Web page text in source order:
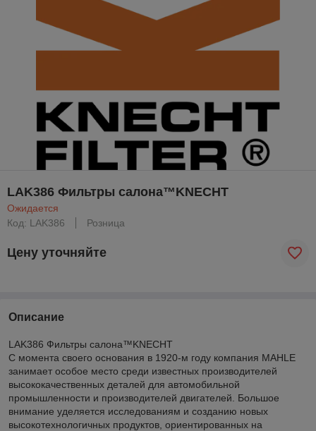
LAK386 Фильтры салона™KNECHT
Ожидается
Код: LAK386
Розница
Цену уточняйте
Описание
LAK386 Фильтры салона™KNECHT
С момента своего основания в 1920-м году компания MAHLE
занимает особое место среди известных производителей
высококачественных деталей для автомобильной
промышленности и производителей двигателей. Большое
внимание уделяется исследованиям и созданию новых
высокотехнологичных продуктов, ориентированных на